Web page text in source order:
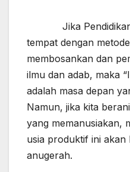
Jika Pendidikan
tempat dengan
membosankan dan
ilmu dan adab, maka
adalah masa depan
Namun, jika kita
yang memanusiakan,
usia produktif ini
anugerah.